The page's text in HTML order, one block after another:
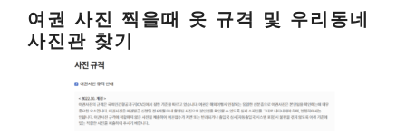
여권 사진 찍을때 옷 규격 및 우리동네
사진관 찾기